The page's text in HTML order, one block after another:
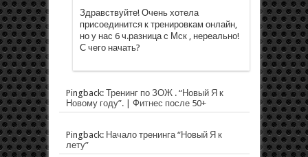
Здравствуйте! Очень хотела
присоединится к тренировкам онлайн,
но у нас 6 ч.разница с Мск , нереально!
С чего начать?
Pingback: Тренинг по ЗОЖ . “Новый Я к
Новому году”. | Фитнес после 50+
Pingback: Начало тренинга “Новый Я к
лету”